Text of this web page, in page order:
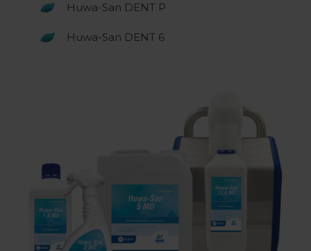
Huwa-San DENT P
Huwa-San DENT 6